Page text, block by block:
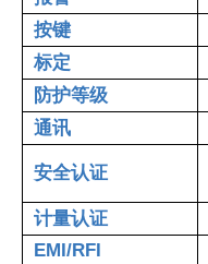
按键
标定
防护等级
通讯
安全认证
计量认证
EMI/RFI